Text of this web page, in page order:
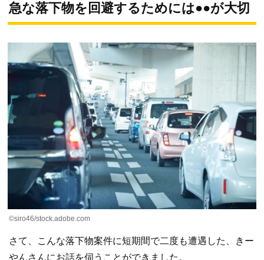
急な落下物を回避するためには●●が大切
©siro46/stock.adobe.com
さて、こんな落下物案件に短期間で二度も遭遇した、きー
やんさんにお話を伺うことができました。